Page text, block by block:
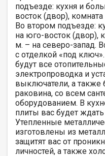
подъезде: кухня и
восток (двор),
Во втором подъезде:
на юго-восток (двор),
м. – на северо-запад.
с отделкой «под ключ».
будут все
электропроводка и
выключатели, а также
раковина, со всем
оборудованием. В
плиты вас будет
Утепленные
изготовлены из
защитят вас от
личностей, а также